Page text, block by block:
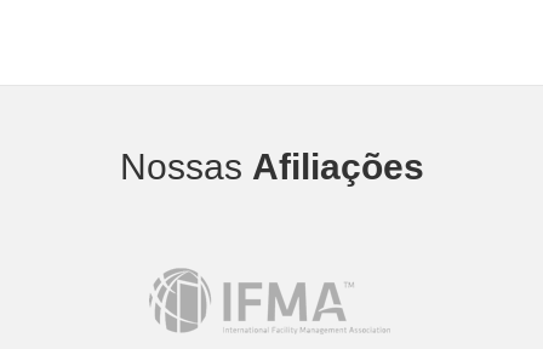
Nossas Afiliações